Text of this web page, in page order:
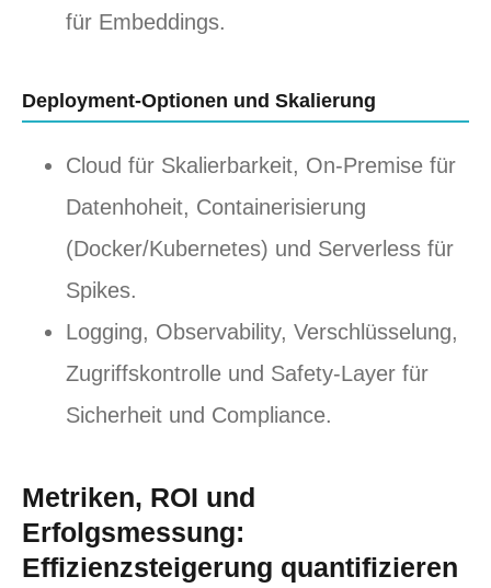
für Embeddings.
Deployment-Optionen und Skalierung
Cloud für Skalierbarkeit, On-Premise für
Datenhoheit, Containerisierung
(Docker/Kubernetes) und Serverless für
Spikes.
Logging, Observability, Verschlüsselung,
Zugriffskontrolle und Safety-Layer für
Sicherheit und Compliance.
Metriken, ROI und
Erfolgsmessung:
Effizienzsteigerung quantifizieren